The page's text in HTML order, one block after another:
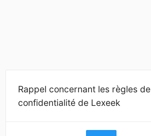
Rappel concernant les règles de
confidentialité de Lexeek